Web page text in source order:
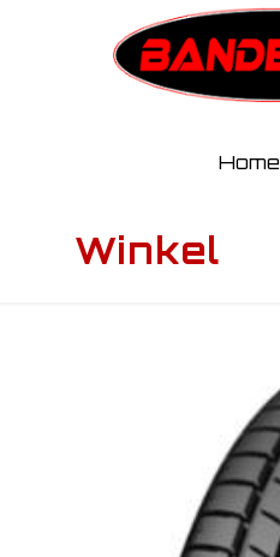
Home
Winkel